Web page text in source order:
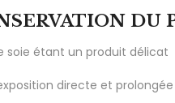
DU
soie étant un produit
directe et